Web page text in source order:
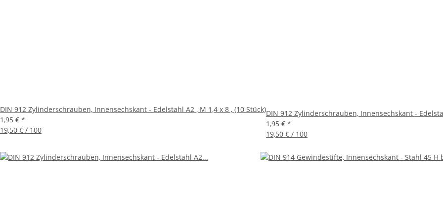
DIN 912 Zylinderschrauben, Innensechskant - Edelstahl A2 , M 1,4 x 8 , (10 Stück)
1,95 € *
19,50 € / 100
DIN 912 Zylinderschrauben, Innensechskant -
1,95 € *
19,50 € / 100